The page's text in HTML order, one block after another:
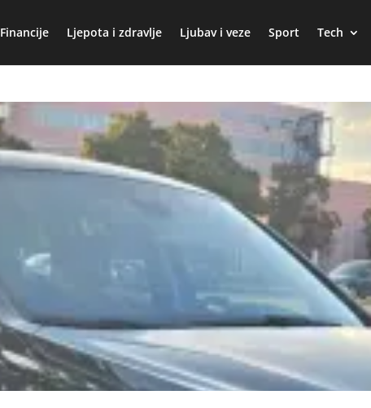
Financije Ljepota i zdravlje Ljubav i veze Sport Tech